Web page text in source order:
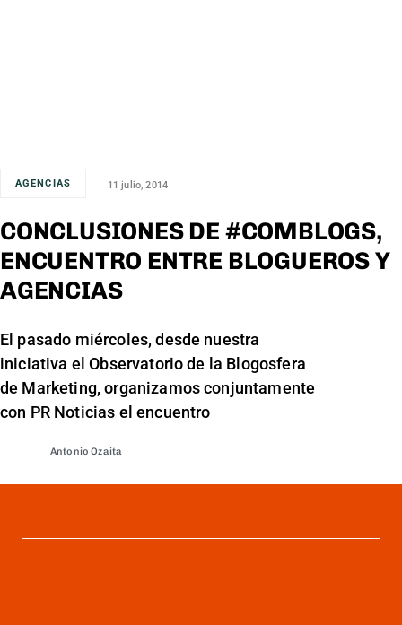
AGENCIAS 11 julio, 2014
CONCLUSIONES DE #COMBLOGS,
ENCUENTRO ENTRE BLOGUEROS Y
AGENCIAS
El pasado miércoles, desde nuestra
iniciativa el Observatorio de la Blogosfera
de Marketing, organizamos conjuntamente
con PR Noticias el encuentro
Antonio Ozaita